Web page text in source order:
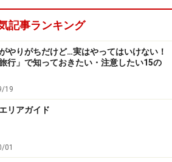
記事ランキング
やりがちだけど…実はやってはいけない！
旅行」で知っておきたい・注意したい15の
19
リアガイド
01